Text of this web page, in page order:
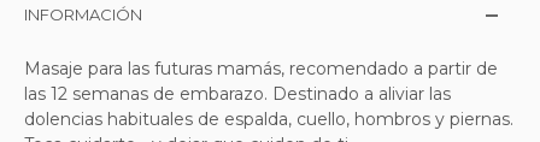
INFORMACIÓN
Masaje para las futuras mamás, recomendado a partir de
las 12 semanas de embarazo. Destinado a aliviar las
dolencias habituales de espalda, cuello, hombros y piernas.